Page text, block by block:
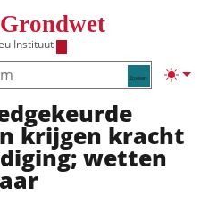
Instituut
Zoeken
krijgen kracht
wetten